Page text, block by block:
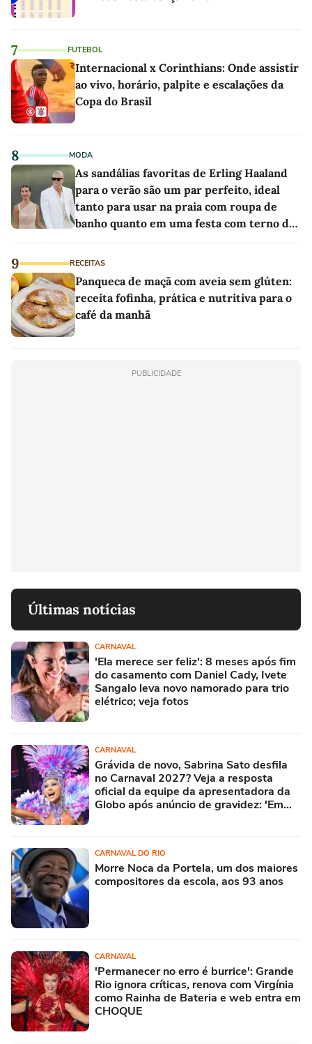
7 FUTEBOL
Internacional x Corinthians: Onde assistir
ao vivo, horário, palpite e escalações da
Copa do Brasil
8 MODA
As sandálias favoritas de Erling Haaland
para o verão são um par perfeito, ideal
tanto para usar na praia com roupa de
banho quanto em uma festa com terno de
9 RECEITAS
Panqueca de maçã com aveia sem glúten:
receita fofinha, prática e nutritiva para o
café da manhã
PUBLICIDADE
Últimas notícias
CARNAVAL
'Ela merece ser feliz': 8 meses após fim
do casamento com Daniel Cady, Ivete
Sangalo leva novo namorado para trio
elétrico; veja fotos
CARNAVAL
Grávida de novo, Sabrina Sato desfila
no Carnaval 2027? Veja a resposta
oficial da equipe da apresentadora da
Globo após anúncio de gravidez: 'Em
CARNAVAL DO RIO
Morre Noca da Portela, um dos maiores
compositores da escola, aos 93 anos
CARNAVAL
'Permanecer no erro é burrice': Grande
Rio ignora críticas, renova com Virgínia
como Rainha de Bateria e web entra em
CHOQUE